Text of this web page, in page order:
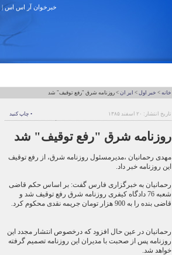
خبرخوان آر اس اس|
خانه > خبر اول > ایر ان > روزنامه شرق "رفع توقيف" شد
تاریخ انتشار: ۲۰ اسفند ۱۳۸۵ • چاپ کنید
روزنامه شرق "رفع توقيف" شد
مهدی رحمانیان ،مديرمسئول روزنامه شرق، از رفع توقیف
این روزنامه خبر داد.
رحمانیان به خبرگزاری فارس گفت: بر اساس حكم قاضی
شعبه 76 دادگاه كيفری روزنامه شرق رفع توقيف شد ‌و
قاضی بنده را به 900 هزار تومان جريمه نقدی محكوم كرد.
رحمانیان در عین حال افزود که درخصوص انتشار مجدد این
روزنامه پس از صحبت با مدیران این روزنامه تصمیم گرفته
خواهد شد.